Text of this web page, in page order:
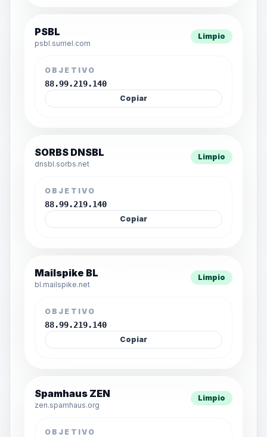
PSBL
psbl.surriel.com
Limpio
OBJETIVO
88.99.219.140
Copiar
SORBS DNSBL
dnsbl.sorbs.net
Limpio
OBJETIVO
88.99.219.140
Copiar
Mailspike BL
bl.mailspike.net
Limpio
OBJETIVO
88.99.219.140
Copiar
Spamhaus ZEN
zen.spamhaus.org
Limpio
OBJETIVO